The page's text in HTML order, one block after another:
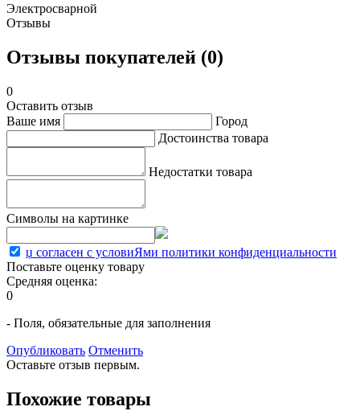
Электросварной
Отзывы
Отзывы покупателей (0)
0
Оставить отзыв
Ваше имя
Город
Достоинства товара
Недостатки товара
Символы на картинке
џ согласен с условиЯми политики конфиденциальности
Поставьте оценку товару
Средняя оценка:
0
- Поля, обязательные для заполнения
Опубликовать Отменить
Оставьте отзыв первым.
Похожие товары